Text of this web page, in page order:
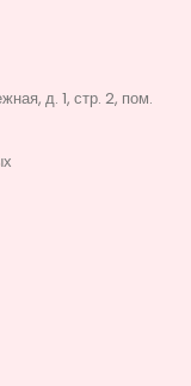
д. 1, стр. 2, пом.